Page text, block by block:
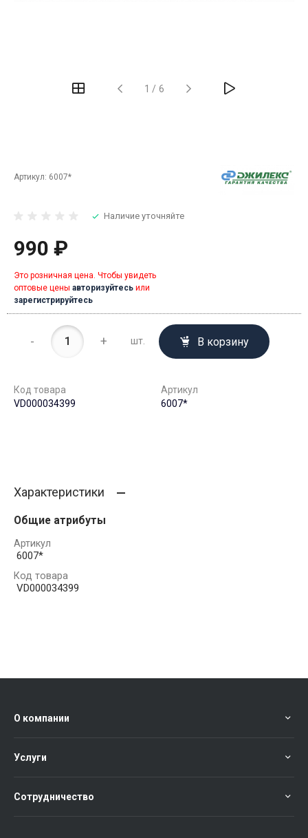
1 / 6
Артикул: 6007*
Наличие уточняйте
990 ₽
Это розничная цена. Чтобы увидеть
оптовые цены авторизуйтесь или
зарегистрируйтесь
- + шт. В корзину
Код товара
VD000034399
Артикул
6007*
Характеристики
Общие атрибуты
Артикул
6007*
Код товара
VD000034399
О компании
Услуги
Сотрудничество